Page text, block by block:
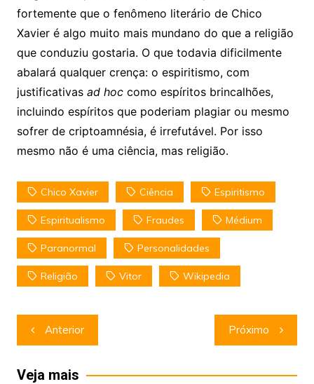
fortemente que o fenômeno literário de Chico
Xavier é algo muito mais mundano do que a religião
que conduziu gostaria. O que todavia dificilmente
abalará qualquer crença: o espiritismo, com
justificativas ad hoccomo espíritos brincalhões,
incluindo espíritos que poderiam plagiar ou mesmo
sofrer de criptoamnésia, é irrefutável. Por isso
mesmo não é uma ciência, mas religião.
Chico Xavier Ciência Espiritismo
Espiritualismo Fraudes Médium
Paranormal Personalidades
Religião Vitor Wikipedia
Navegação
de
Post
Anterior Próximo
Veja mais